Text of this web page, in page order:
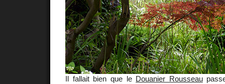
Il fallait bien que le Douanier Rousseau